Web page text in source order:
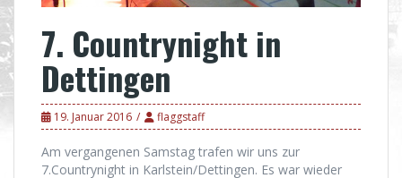
7. Countrynight in
Dettingen
19. Januar 2016 flaggstaff
Am vergangenen Samstag trafen wir uns zur
7.Countrynight in Karlstein/Dettingen. Es war wieder